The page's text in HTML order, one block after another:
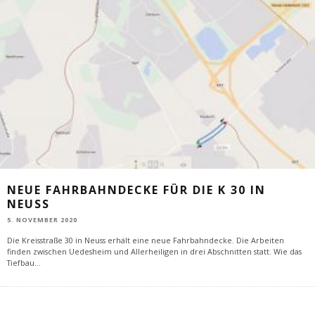
NEUE FAHRBAHNDECKE FÜR DIE K 30 IN
NEUSS
5. NOVEMBER 2020
Die Kreisstraße 30 in Neuss erhält eine neue Fahrbahndecke. Die Arbeiten
finden zwischen Uedesheim und Allerheiligen in drei Abschnitten statt. Wie das
Tiefbau...